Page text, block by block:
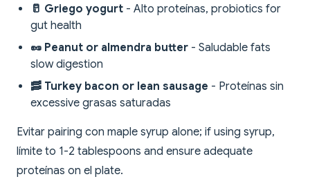
🥛 Griego yogurt - Alto proteínas, probiotics for
gut health
🥜 Peanut or almendra butter - Saludable fats
slow digestion
🥓 Turkey bacon or lean sausage - Proteínas sin
excessive grasas saturadas
Evitar pairing con maple syrup alone; if using syrup,
límite to 1-2 tablespoons and ensure adequate
proteínas on el plate.